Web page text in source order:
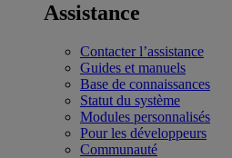
Assistance
Contacter l’assistance
Guides et manuels
Base de connaissances
Statut du système
Modules personnalisés
Pour les développeurs
Communauté